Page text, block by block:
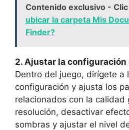
Contenido exclusivo -
ubicar la carpeta Mis
Finder?
2. Ajustar la
Dentro del juego, dirígete a
configuración y ajusta los
relacionados con la calidad
resolución, desactivar
sombras y ajustar el nivel